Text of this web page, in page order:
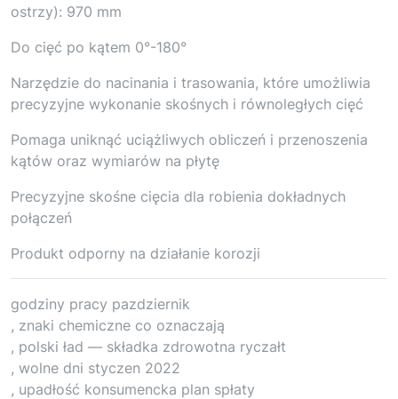
ostrzy): 970 mm
Do cięć po kątem 0°-180°
Narzędzie do nacinania i trasowania, które umożliwia
precyzyjne wykonanie skośnych i równoległych cięć
Pomaga uniknąć uciążliwych obliczeń i przenoszenia
kątów oraz wymiarów na płytę
Precyzyjne skośne cięcia dla robienia dokładnych
połączeń
Produkt odporny na działanie korozji
godziny pracy pazdziernik
, znaki chemiczne co oznaczają
, polski ład — składka zdrowotna ryczałt
, wolne dni styczen 2022
, upadłość konsumencka plan spłaty